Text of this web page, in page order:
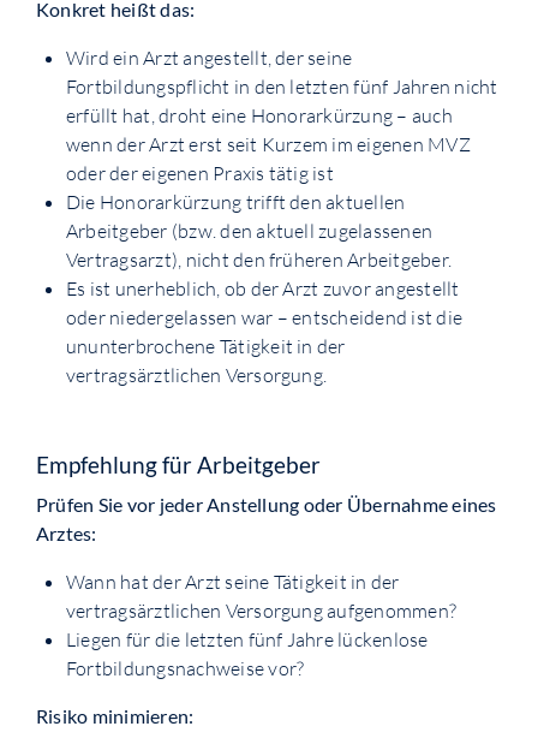
Konkret heißt das:
Wird ein Arzt angestellt, der seine
Fortbildungspflicht in den letzten fünf Jahren nicht
erfüllt hat, droht eine Honorarkürzung – auch
wenn der Arzt erst seit Kurzem im eigenen MVZ
oder der eigenen Praxis tätig ist
Die Honorarkürzung trifft den aktuellen
Arbeitgeber (bzw. den aktuell zugelassenen
Vertragsarzt), nicht den früheren Arbeitgeber.
Es ist unerheblich, ob der Arzt zuvor angestellt
oder niedergelassen war – entscheidend ist die
ununterbrochene Tätigkeit in der
vertragsärztlichen Versorgung.
Empfehlung für Arbeitgeber
Prüfen Sie vor jeder Anstellung oder Übernahme eines
Arztes:
Wann hat der Arzt seine Tätigkeit in der
vertragsärztlichen Versorgung aufgenommen?
Liegen für die letzten fünf Jahre lückenlose
Fortbildungsnachweise vor?
Risiko minimieren: